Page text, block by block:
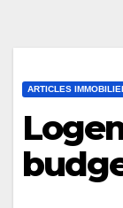
ARTICLES